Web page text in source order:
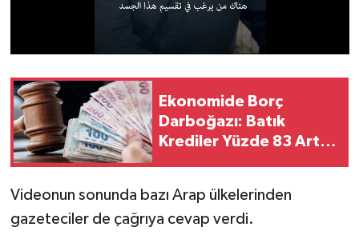
Ekonomide Borç
Darboğazı: Batık
Krediler Yüzde 83 Arttı,
Videonun sonunda bazı Arap ülkelerinden
gazeteciler de çağrıya cevap verdi.